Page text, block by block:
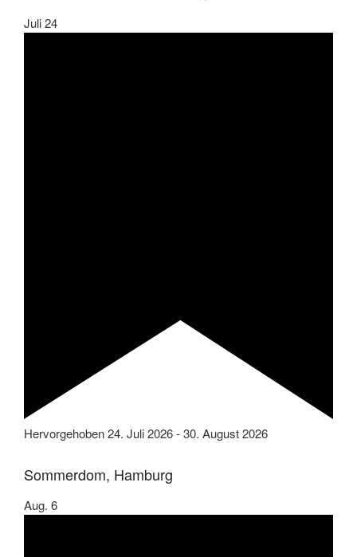
Juli24
Hervorgehoben24. Juli 2026-30. August 2026
Sommerdom, Hamburg
Aug. 6